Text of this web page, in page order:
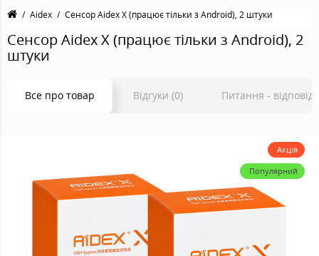
Aidex Сенсор Aidex X (працює тільки з Android), 2 штуки
Сенсор Aidex X (працює тільки з Android), 2
штуки
Все про товар Відгуки (0) Питання -
Акція
Популярний